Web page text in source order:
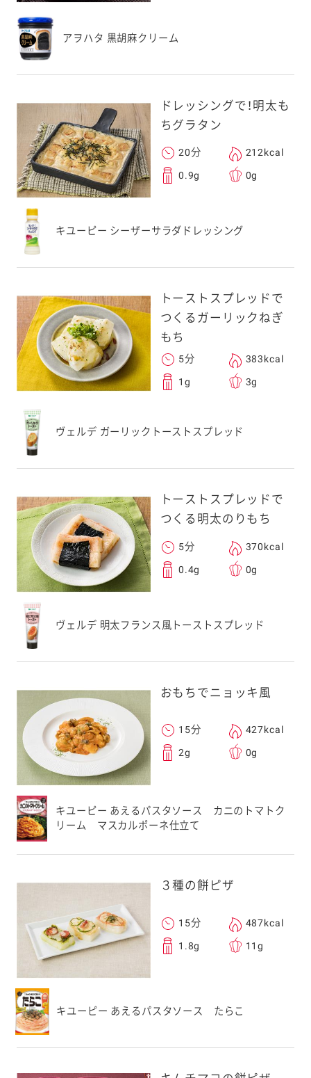
アヲハタ 黒胡麻クリーム
ドレッシングで！明太も
ちグラタン
20分 212kcal
0.9g 0g
キユーピー シーザーサラダドレッシング
トーストスプレッドで
つくるガーリックねぎ
もち
5分 383kcal
1g 3g
ヴェルデ ガーリックトーストスプレッド
トーストスプレッドで
つくる明太のりもち
5分 370kcal
0.4g 0g
ヴェルデ 明太フランス風トーストスプレッド
おもちでニョッキ風
15分 427kcal
2g 0g
キユーピー あえるパスタソース カニのトマトク
リーム マスカルポーネ仕立て
３種の餅ピザ
15分 487kcal
1.8g 11g
キユーピー あえるパスタソース たらこ